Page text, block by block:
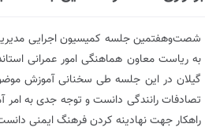
شصت‌وهفتمین جلسه کمیسیون اجرایی
به ریاست معاون هماهنگی امور عمرانی
گیلان در این جلسه طی سخنانی آموزش
تصادفات رانندگی دانست و توجه جدی به
راهکار جهت نهادینه کردن فرهنگ ایمنی